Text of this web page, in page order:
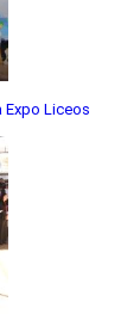
Expo Liceos